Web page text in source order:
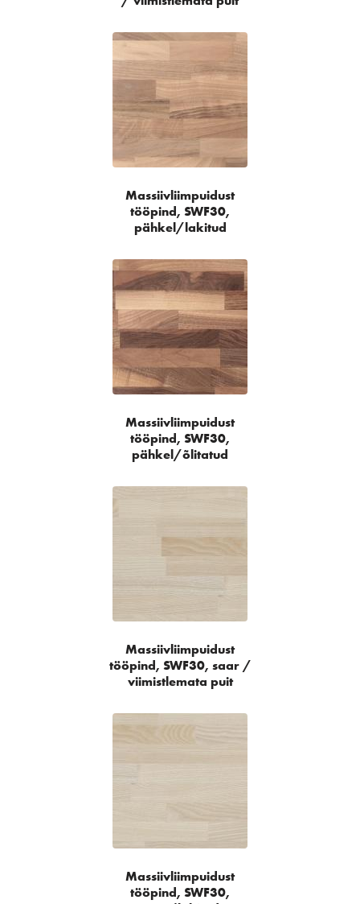
Massiivliimpuidust
tööpind, SWF30,
pähkel/lakitud
Massiivliimpuidust
tööpind, SWF30,
pähkel/õlitatud
Massiivliimpuidust
tööpind, SWF30, saar /
viimistlemata puit
Massiivliimpuidust
tööpind, SWF30,